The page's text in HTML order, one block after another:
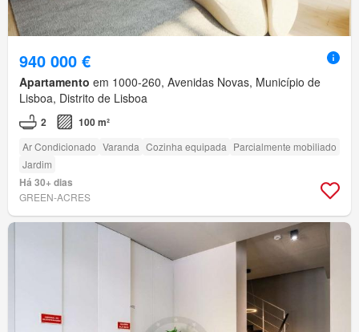
940 000 €
Apartamento em 1000-260, Avenidas Novas, Município de
Lisboa, Distrito de Lisboa
2 100 m²
Ar Condicionado Varanda Cozinha equipada Parcialmente mobiliado
Jardim
Há 30+ dias
GREEN-ACRES